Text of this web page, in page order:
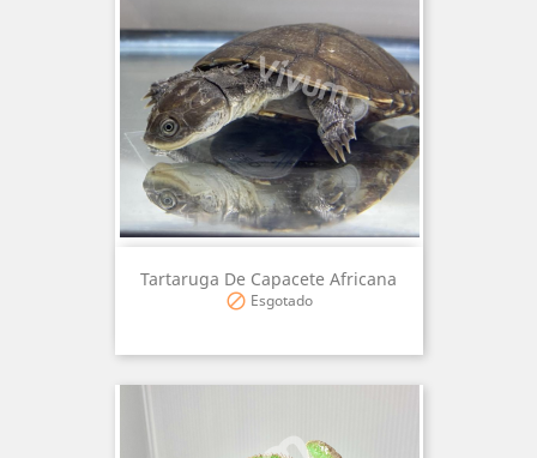
Tartaruga De Capacete Africana
 Esgotado